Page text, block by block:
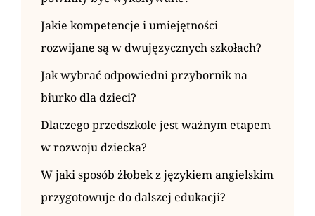
Jakie kompetencje i umiejętności
rozwijane są w dwujęzycznych szkołach?
Jak wybrać odpowiedni przybornik na
biurko dla dzieci?
Dlaczego przedszkole jest ważnym etapem
w rozwoju dziecka?
W jaki sposób żłobek z językiem angielskim
przygotowuje do dalszej edukacji?